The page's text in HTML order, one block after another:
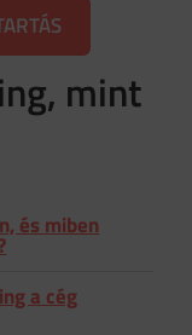
mint
és miben
a cég